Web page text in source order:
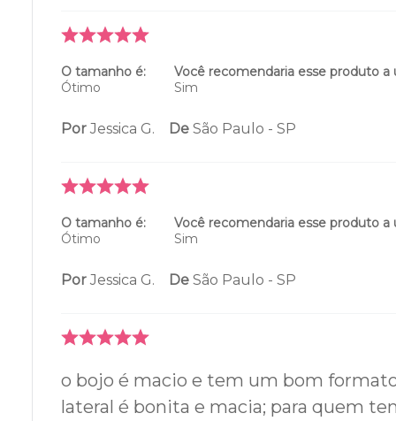
O tamanho é:
Ótimo
Você recomendaria esse produto a
Sim
Por Jessica G. De São Paulo - SP
O tamanho é:
Ótimo
Você recomendaria esse produto a
Sim
Por Jessica G. De São Paulo - SP
o bojo é macio e tem um bom
lateral é bonita e macia; para quem